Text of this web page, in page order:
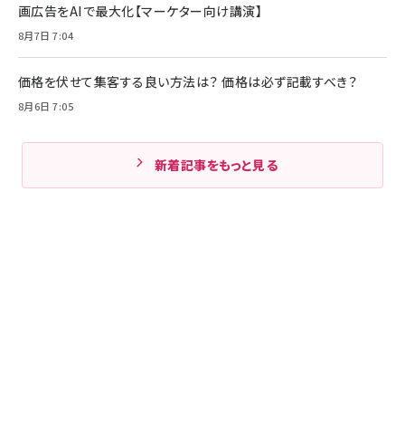
画広告をAIで最大化【マーケター向け講演】
8月7日 7:04
価格を伏せて集客する良い方法は？ 価格は必ず記載すべき？
8月6日 7:05
新着記事をもっと見る